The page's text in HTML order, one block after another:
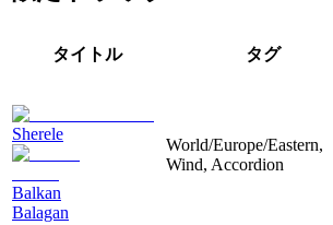
タイトル タグ
Sherele
Balkan
Balagan
World/Europe/Eastern,
Wind, Accordion